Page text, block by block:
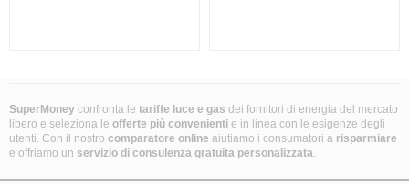
SuperMoney confronta le tariffe luce e gas dei fornitori di energia del mercato
libero e seleziona le offerte più convenienti e in linea con le esigenze degli
utenti. Con il nostro comparatore online aiutiamo i consumatori a risparmiare
e offriamo un servizio di consulenza gratuita personalizzata.